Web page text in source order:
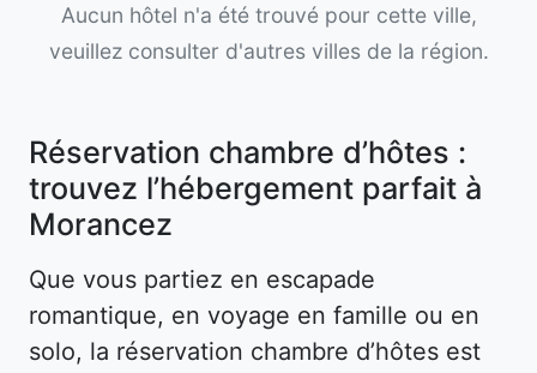
Aucun hôtel n'a été trouvé pour cette ville,
veuillez consulter d'autres villes de la région.
Réservation chambre d’hôtes :
trouvez l’hébergement parfait à
Morancez
Que vous partiez en escapade
romantique, en voyage en famille ou en
solo, la réservation chambre d’hôtes est